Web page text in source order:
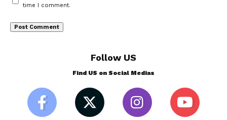
time I comment.
Follow US
Find US on Social Medias